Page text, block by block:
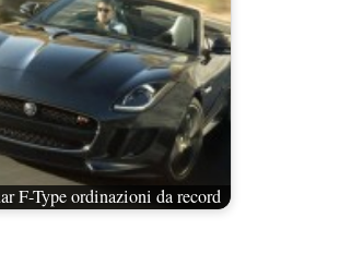
F-Type ordinazioni da record